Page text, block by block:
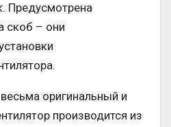
Предусмотрена
скоб – они
оригинальный и
производится из